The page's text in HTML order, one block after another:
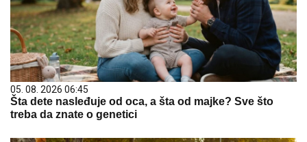
05. 08. 2026 06:45
Šta dete nasleđuje od oca, a šta od majke? Sve što
treba da znate o genetici